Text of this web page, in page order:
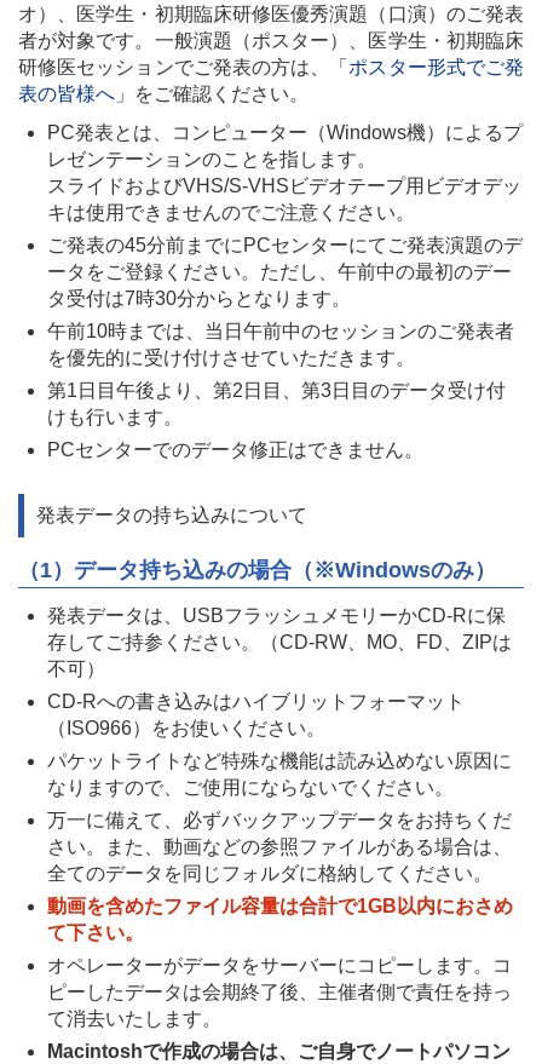
オ）、医学生・初期臨床研修医優秀演題（口演）のご発表
者が対象です。一般演題（ポスター）、医学生・初期臨床
研修医セッションでご発表の方は、「ポスター形式でご発
表の皆様へ 」をご確認ください。
PC発表とは、コンピューター（Windows機）によるプ
レゼンテーションのことを指します。
スライドおよびVHS/S-VHSビデオテープ用ビデオデッ
キは使用できませんのでご注意ください。
ご発表の45分前までにPCセンターにてご発表演題のデ
ータをご登録ください。ただし、午前中の最初のデー
タ受付は7時30分からとなります。
午前10時までは、当日午前中のセッションのご発表者
を優先的に受け付けさせていただきます。
第1日目午後より、第2日目、第3日目のデータ受け付
けも行います。
PCセンターでのデータ修正はできません。
発表データの持ち込みについて
（1）データ持ち込みの場合（※Windowsのみ）
発表データは、USBフラッシュメモリーかCD-Rに保
存してご持参ください。（CD-RW、MO、FD、ZIPは
不可）
CD-Rへの書き込みはハイブリットフォーマット
（ISO966）をお使いください。
パケットライトなど特殊な機能は読み込めない原因に
なりますので、ご使用にならないでください。
万一に備えて、必ずバックアップデータをお持ちくだ
さい。また、動画などの参照ファイルがある場合は、
全てのデータを同じフォルダに格納してください。
動画を含めたファイル容量は合計で1GB以内におさめ
て下さい。
オペレーターがデータをサーバーにコピーします。コ
ピーしたデータは会期終了後、主催者側で責任を持っ
て消去いたします。
Macintoshで作成の場合は、ご自身でノートパソコン